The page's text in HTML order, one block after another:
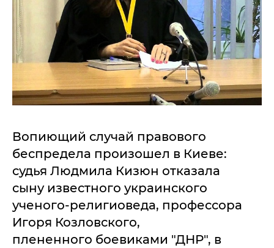
Вопиющий случай правового
беспредела произошел в Киеве:
судья Людмила Кизюн отказала
сыну известного украинского
ученого-религиоведа, профессора
Игоря Козловского,
плененного боевиками "ДНР", в